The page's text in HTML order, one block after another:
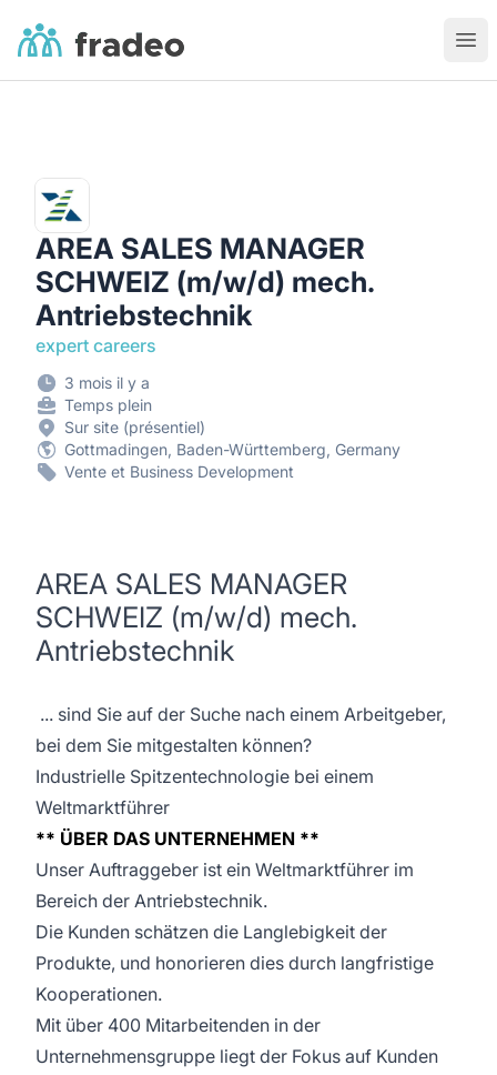
Fradeo
AREA SALES MANAGER
SCHWEIZ (m/w/d) mech.
Antriebstechnik
expert careers
3 mois il y a
Temps plein
Sur site (présentiel)
Gottmadingen, Baden-Württemberg, Germany
Vente et Business Development
AREA SALES MANAGER
SCHWEIZ (m/w/d) mech.
Antriebstechnik
... sind Sie auf der Suche nach einem Arbeitgeber,
bei dem Sie mitgestalten können?
Industrielle Spitzentechnologie bei einem
Weltmarktführer
** ÜBER DAS UNTERNEHMEN **
Unser Auftraggeber ist ein Weltmarktführer im
Bereich der Antriebstechnik.
Die Kunden schätzen die Langlebigkeit der
Produkte, und honorieren dies durch langfristige
Kooperationen.
Mit über 400 Mitarbeitenden in der
Unternehmensgruppe liegt der Fokus auf Kunden